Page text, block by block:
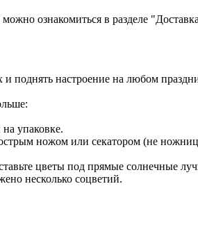
ознакомиться в разделе
и поднять настроение на любом
упаковке.
острым ножом или секатором (не
цветы под прямые солнечные
несколько соцветий.